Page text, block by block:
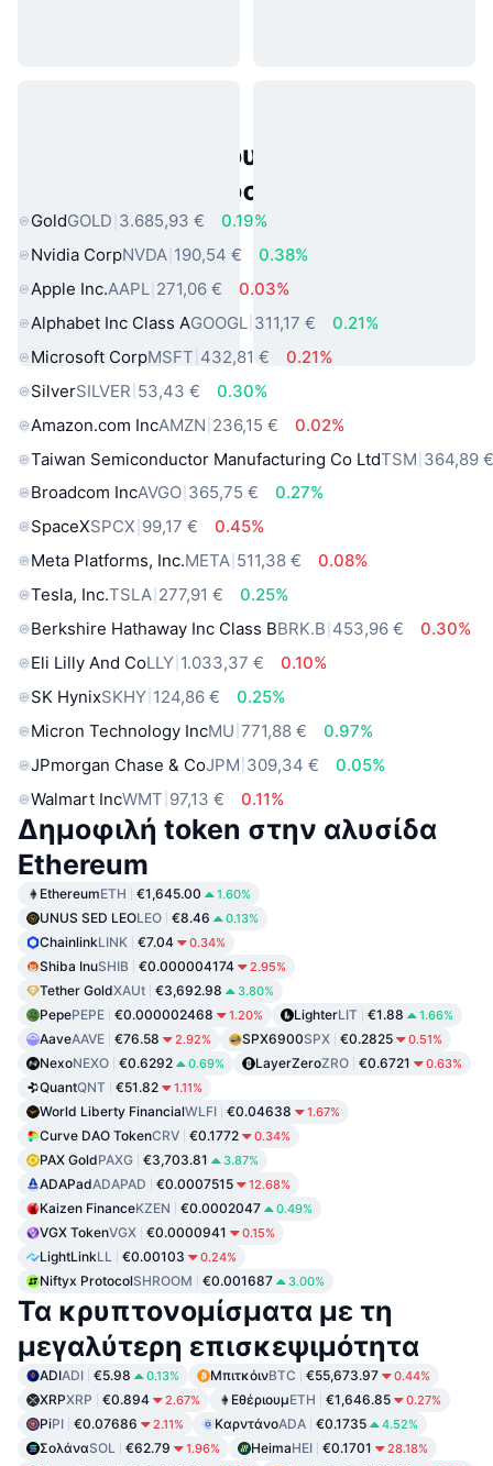
Δημοφιλή περιουσιακά στοιχεία
πραγματικού κόσμου
GoldGOLD 3.685,93 €
0.19%
Nvidia CorpNVDA 190,54 €
0.38%
Apple Inc.AAPL 271,06 €
0.03%
Alphabet Inc Class AGOOGL 311,17 €
0.21%
Microsoft CorpMSFT 432,81 €
0.21%
SilverSILVER 53,43 €
0.30%
Amazon.com IncAMZN 236,15 €
0.02%
Taiwan Semiconductor Manufacturing Co LtdTSM 364,89
Broadcom IncAVGO 365,75 €
0.27%
SpaceXSPCX 99,17 €
0.45%
Meta Platforms, Inc.META 511,38 €
0.08%
Tesla, Inc.TSLA 277,91 €
0.25%
Berkshire Hathaway Inc Class BBRK.B 453,96 €
0.30%
Eli Lilly And CoLLY 1.033,37 €
0.10%
SK HynixSKHY 124,86 €
0.25%
Micron Technology IncMU 771,88 €
0.97%
JPmorgan Chase & CoJPM 309,34 €
0.05%
Walmart IncWMT 97,13 € 0.11%
Δημοφιλή token στην αλυσίδα
Ethereum
EthereumETH €1,645.00 1.60%
UNUS SED LEOLEO €8.46 0.13%
ChainlinkLINK €7.04 0.34%
Shiba InuSHIB €0.000004174 2.95%
Tether GoldXAUt €3,692.98 3.80%
PepePEPE €0.000002468 1.20% LighterLIT €1.88 1.66%
AaveAAVE €76.58 2.92% SPX6900SPX €0.2825 0.51%
NexoNEXO €0.6292 0.69% LayerZeroZRO €0.6721 0.63%
QuantQNT €51.82 1.11%
World Liberty FinancialWLFI €0.04638 1.67%
Curve DAO TokenCRV €0.1772 0.34%
PAX GoldPAXG €3,703.81 3.87%
ADAPadADAPAD €0.0007515 12.68%
Kaizen FinanceKZEN €0.0002047 0.49%
VGX TokenVGX €0.0000941 0.15%
LightLinkLL €0.00103 0.24%
Niftyx ProtocolSHROOM €0.001687 3.00%
Τα κρυπτονομίσματα με τη
μεγαλύτερη επισκεψιμότητα
ADIADI €5.98 0.13% ΜπιτκόινBTC €55,673.97 0.44%
XRPXRP €0.894 2.67% ΕθέριουμETH €1,646.85 0.27%
PiPI €0.07686 2.11% ΚαρντάνοADA €0.1735 4.52%
ΣολάναSOL €62.79 1.96% HeimaHEI €0.1701 28.18%